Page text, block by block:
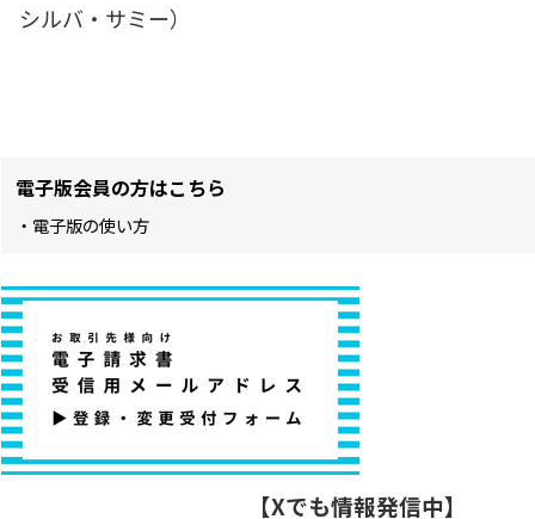
シルバ・サミー）
電子版会員の方はこちら
・電子版の使い方
【Xでも情報発信中】